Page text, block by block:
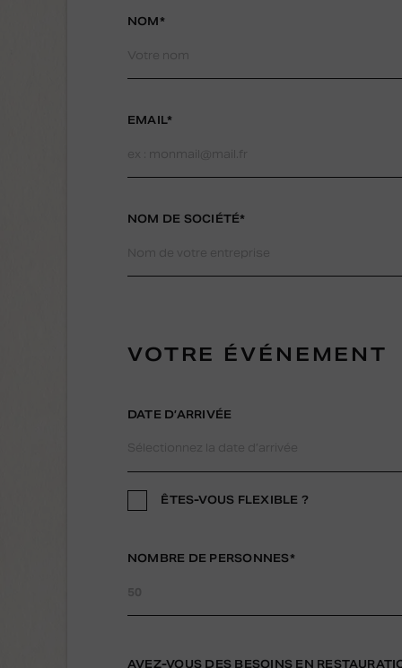
NOM*
EMAIL*
NOM DE SOCIÉTÉ*
VOTRE ÉVÉNEMENT
DATE D’ARRIVÉE
ÊTES-VOUS FLEXIBLE ?
NOMBRE DE PERSONNES*
AVEZ-VOUS DES BESOINS EN